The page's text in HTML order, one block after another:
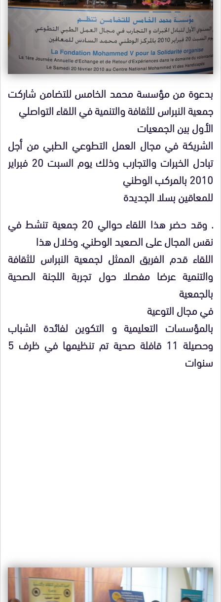
بدعوة من مؤسسة محمد الخامس للتضامن شاركت
جمعية النبراس للثقافة والتنمية في اللقاء التواصلي
الأول بين الجمعيات
الشريكة في مجال العمل التطوعي الطبي من أجل
تبادل الخبرات والتجارب وذلك يوم السبت 20 فبراير
2010 بالمركب الوطني
للمعاقين بسلا الجديدة
. وقد حضر هذا اللقاء حوالي 20 جمعية تنشط في
نقس المجال على الصعيد الوطني. وخلال هذا
اللقاء قدم الفريق الممثل لجمعية النبراس للثقافة
والتنمية عرضا مفصلا حول تجربة اللجنة الصحية
بالجمعية
في مجال التوعية
بالمؤسسات التعليمية و التكوين لفائدة الشباب
وحصيلة 11 قافلة صحية تم تنظيمها في ظرف 5
سنوات